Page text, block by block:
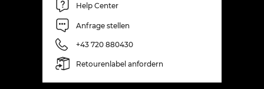
Help Center
Anfrage stellen
+43 720 880430
Retourenlabel anfordern